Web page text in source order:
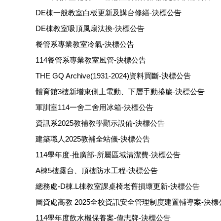
DE棟一般教室白板更新及講台修繕-決標公告
DE棟教室吸頂風扇汰換-決標公告
餐管系專業教室冷氣-決標公告
114餐管系專業教室風管-決標公告
THE GQ Archive(1931-2024)資料買斷-決標公告
體育館3樓新增東側上電動、下層手動捲簾-決標公告
軍訓室114一舍二舍用冰箱-決標公告
資訊系2025教補教學顯示設備-決標公告
建築職人2025教補全站儀-決標公告
114學年度-推廣部-所屬區域清潔費-決標公告
A棟5樓露台、頂樓防水工程-決標公告
總務處-D棟.L棟教室課桌椅老舊損壞更新-決標公告
圖資處高教 2025全校資訊安全管理制度建置輔導案-決標
114學年度飲水機保養案-偉志牌-決標公告